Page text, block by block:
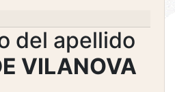
del apellido
VILANOVA